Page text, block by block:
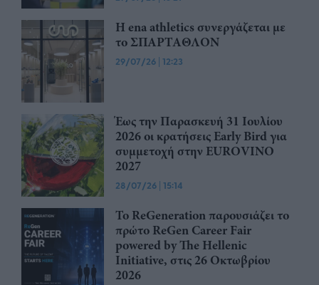
Η ena athletics συνεργάζεται με
το ΣΠΑΡΤΑΘΛΟΝ
29/07/26 | 12:23
Έως την Παρασκευή 31 Ιουλίου
2026 οι κρατήσεις Early Bird για
συμμετοχή στην EUROVINO
2027
28/07/26 | 15:14
Το ReGeneration παρουσιάζει το
πρώτο ReGen Career Fair
powered by The Hellenic
Initiative, στις 26 Οκτωβρίου
2026